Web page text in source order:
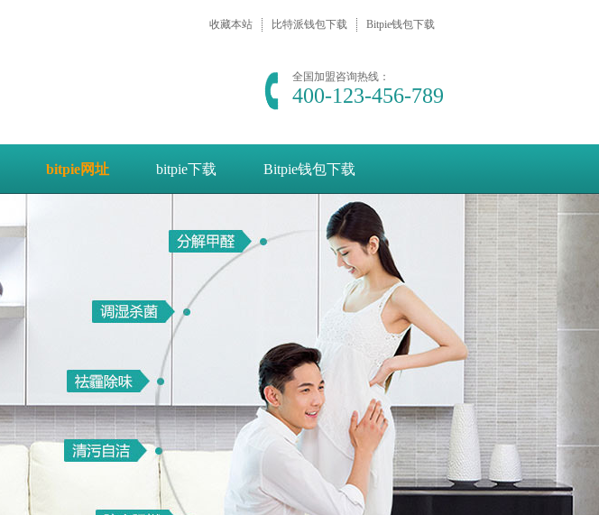
收藏本站 比特派钱包下载 Bitpie钱包下载
全国加盟咨询热线：
400-123-456-789
bitpie网址 bitpie下载 Bitpie钱包下载